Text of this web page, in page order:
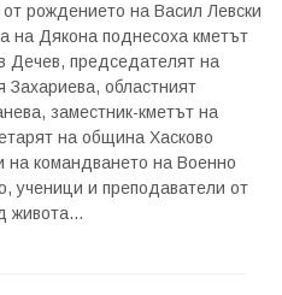
рождението на Васил Левски
на Дякона поднесоха кметът
Дечев, председателят на
областният
заместник-кметът на
на община Хасково
на командването на Военно
ученици и преподаватели от
живота...